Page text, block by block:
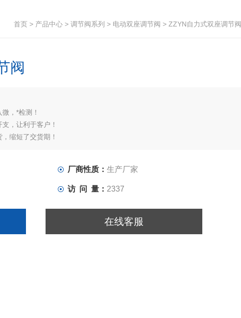
首页 > 产品中心 > 调节阀系列 > 电动双座调节阀 > ZZYN自力式双座调节阀
阀
，*检测！
，让利于客户！
缩短了交货期！
厂商性质： 生产厂家
访 问 量： 2337
在线客服